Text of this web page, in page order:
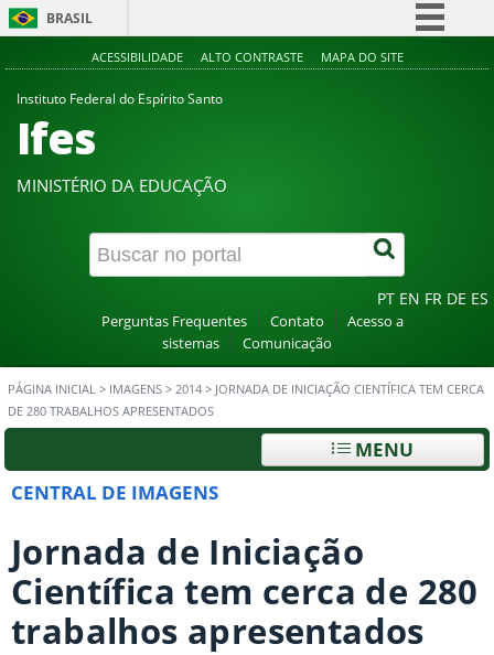
BRASIL
Simplifique!
Canais
ACESSIBILIDADE ALTO CONTRASTE MAPA DO SITE
Instituto Federal do Espírito Santo
Ifes
MINISTÉRIO DA EDUCAÇÃO
PT EN FR DE ES
Perguntas Frequentes Contato
Acesso a
sistemas
Comunicação
PÁGINA INICIAL > IMAGENS > 2014 > JORNADA DE INICIAÇÃO CIENTÍFICA TEM CERCA
DE 280 TRABALHOS APRESENTADOS
MENU
CENTRAL DE IMAGENS
Jornada de Iniciação
Científica tem cerca de 280
trabalhos apresentados